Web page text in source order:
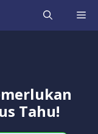
Tahu!